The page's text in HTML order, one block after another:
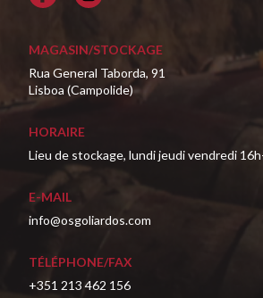
MAGASIN/STOCKAGE
Rua General Taborda, 91
Lisboa (Campolide)
HORAIRE
Lieu de stockage, lundi jeudi vendredi
E-MAIL
info@osgoliardos.com
TÉLÉPHONE/FAX
+351 213 462 156